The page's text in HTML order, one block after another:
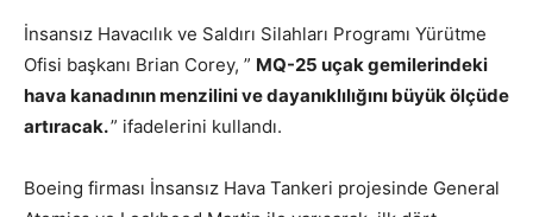
İnsansız Havacılık ve Saldırı Silahları Programı Yürütme
Ofisi başkanı Brian Corey, ” MQ-25 uçak gemilerindeki
hava kanadının menzilini ve dayanıklılığını büyük ölçüde
artıracak.” ifadelerini kullandı.
Boeing firması İnsansız Hava Tankeri projesinde General